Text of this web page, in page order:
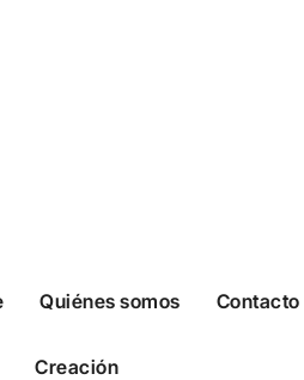
Quiénes somos Contacto
Creación